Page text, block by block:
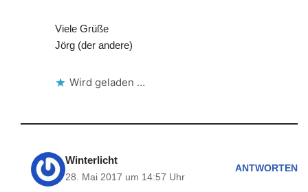
Viele Grüße
Jörg (der andere)
Wird geladen …
Winterlicht
28. Mai 2017 um 14:57 Uhr
ANTWORTEN